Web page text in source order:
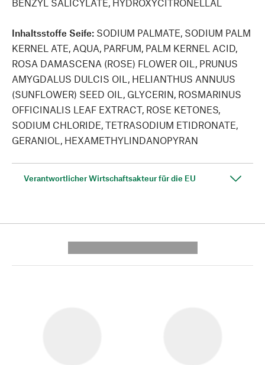
BENZYL SALICYLATE, HYDROXYCITRONELLAL
Inhaltsstoffe Seife: SODIUM PALMATE, SODIUM PALM
KERNEL ATE, AQUA, PARFUM, PALM KERNEL ACID,
ROSA DAMASCENA (ROSE) FLOWER OIL, PRUNUS
AMYGDALUS DULCIS OIL, HELIANTHUS ANNUUS
(SUNFLOWER) SEED OIL, GLYCERIN, ROSMARINUS
OFFICINALIS LEAF EXTRACT, ROSE KETONES,
SODIUM CHLORIDE, TETRASODIUM ETIDRONATE,
GERANIOL, HEXAMETHYLINDANOPYRAN
Verantwortlicher Wirtschaftsakteur für die EU